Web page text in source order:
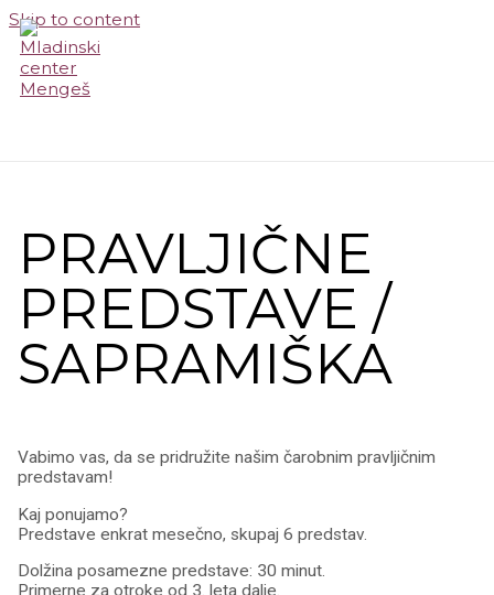
Skip to content
PRAVLJIČNE
PREDSTAVE /
SAPRAMIŠKA
Vabimo vas, da se pridružite našim čarobnim pravljičnim
predstavam!
Kaj ponujamo?
Predstave enkrat mesečno, skupaj 6 predstav.
Dolžina posamezne predstave: 30 minut.
Primerne za otroke od 3. leta dalje.